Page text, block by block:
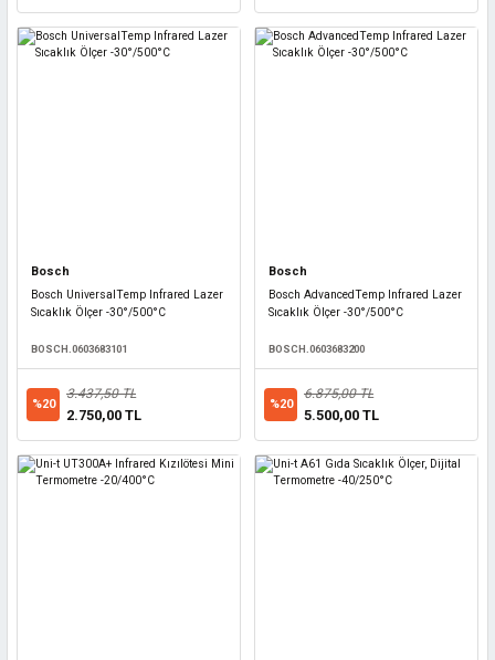
Bosch
Bosch UniversalTemp Infrared Lazer
Sıcaklık Ölçer -30°/500°C
BOSCH.0603683101
%20
3.437,50 TL
2.750,00 TL
Bosch
Bosch AdvancedTemp Infrared Lazer
Sıcaklık Ölçer -30°/500°C
BOSCH.0603683200
%20
6.875,00 TL
5.500,00 TL